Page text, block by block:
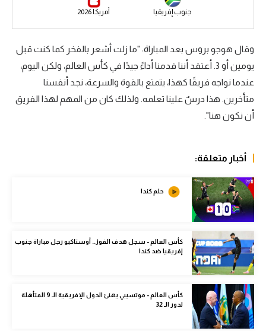
كرة السلة الأمريكية
كرة سلة
كرة يد
الوطن العربي
في المونديال
رياضة نسائية
آسيا
أمريكا
أقسام خاصة
جنوب إفريقيا أمريكا 2026
وقال هوجو بروس بعد المباراة: "ما زلت أشعر بالفخر كما كنت قبل
يومين أو 3. أعتقد أننا قدمنا ​​أداءً جيدًا في كأس العالم، ولكن اليوم،
عندما نواجه فريقًا كهذا، يتمتع بالقوة والسرعة، نجد أنفسنا
متأخرين. هذا درسٌ علينا تعلمه. ولذلك كان من المهم لهذا الفريق
أن نكون هنا".
أخبار متعلقة:
حلم كندا
كأس العالم - سجل هدف الفوز.. أوستاكيو رجل مباراة جنوب
إفريقيا ضد كندا
كأس العالم - موتسيبي يهنئ الدول الإفريقية الـ 9 المتأهلة
لدور الـ 32